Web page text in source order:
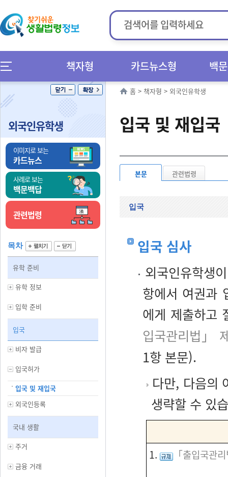
책자형 카드뉴스형 백
외국인유학생
이미지로 보는
카드뉴스
사례로 보는
백문백답
관련법령
목차
유학 준비
유학 정보
입학 준비
입국
비자 발급
입국허가
입국 및 재입국
외국인등록
국내 생활
주거
금융 거래
홈 > 책자형 > 외국인유학생
입국 및 재입국
본문 관련법령
입국
입국 심사
외국인유학생
항에서 여권과
에게 제출하고
입국관리법」
1항 본문).
다만, 다음의
생략할 수 있
1. 「출입국관